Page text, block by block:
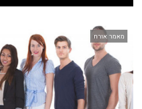
מאמר אורח